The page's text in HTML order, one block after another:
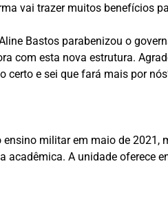
vai trazer muitos benefícios
Bastos parabenizou o
com esta nova estrutura.
e sei que fará mais por
militar em maio de
A unidade oferece